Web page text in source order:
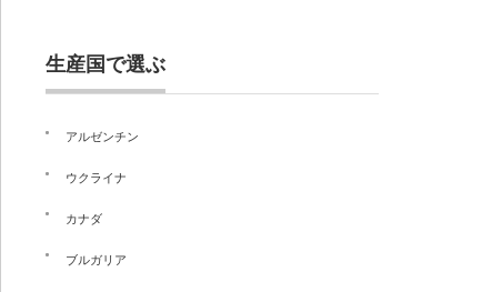
生産国で選ぶ
アルゼンチン
ウクライナ
カナダ
ブルガリア